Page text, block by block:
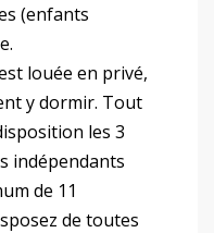
(enfants
louée en privé,
y dormir. Tout
les 3
indépendants
de 11
de toutes